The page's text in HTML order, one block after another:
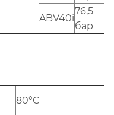
ABV40i
76,5
бар
80°C